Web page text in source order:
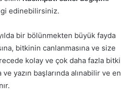
edinebilirsiniz.
bir bölünmekten büyük fayda
bitkinin canlanmasına ve size
kolay ve çok daha fazla bitki
yazın başlarında alınabilir ve en